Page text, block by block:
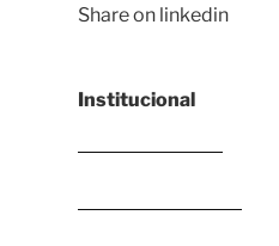
Share on linkedin
Institucional